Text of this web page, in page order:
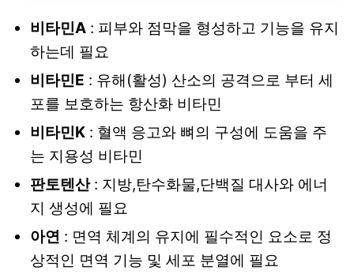
비타민A : 피부와 점막을 형성하고 기능을 유지
하는데 필요
비타민E : 유해(활성) 산소의 공격으로 부터 세
포를 보호하는 항산화 비타민
비타민K : 혈액 응고와 뼈의 구성에 도움을 주
는 지용성 비타민
판토텐산: 지방,탄수화물,단백질 대사와 에너
지 생성에 필요
아연 : 면역 체계의 유지에 필수적인 요소로 정
상적인 면역 기능 및 세포 분열에 필요